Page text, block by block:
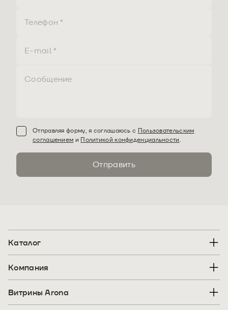
Отправляя форму, я соглашаюсь с Пользовательским
соглашением и Политикой конфиденциальности.
Отправить
Каталог
Компания
Витрины Arona